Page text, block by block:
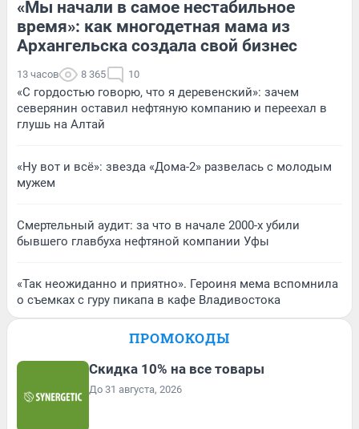
«Мы начали в самое нестабильное
время»: как многодетная мама из
Архангельска создала свой бизнес
13 часов 8 365 10
«С гордостью говорю, что я деревенский»: зачем
северянин оставил нефтяную компанию и переехал в
глушь на Алтай
«Ну вот и всё»: звезда «Дома-2» развелась с молодым
мужем
Смертельный аудит: за что в начале 2000-х убили
бывшего главбуха нефтяной компании Уфы
«Так неожиданно и приятно». Героиня мема вспомнила
о съемках с гуру пикапа в кафе Владивостока
ПРОМОКОДЫ
Скидка 10% на все товары
До 31 августа, 2026